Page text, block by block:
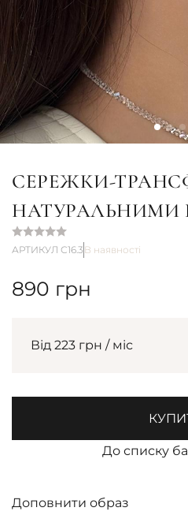
СЕРЕЖКИ-
НАТУРАЛЬНИМИ
АРТИКУЛ С16.3 В наявності
890 грн
Від 223 грн / міс
До списку
Доповнити образ